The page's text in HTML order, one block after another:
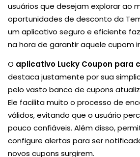
usuários que desejam explorar ao
oportunidades de desconto da
um aplicativo seguro e eficiente
na hora de garantir aquele cupom
O aplicativo Lucky Coupon para
destaca justamente por sua
pelo vasto banco de cupons
Ele facilita muito o processo de
válidos, evitando que o usuário
pouco confiáveis. Além disso,
configure alertas para ser
novos cupons surgirem.